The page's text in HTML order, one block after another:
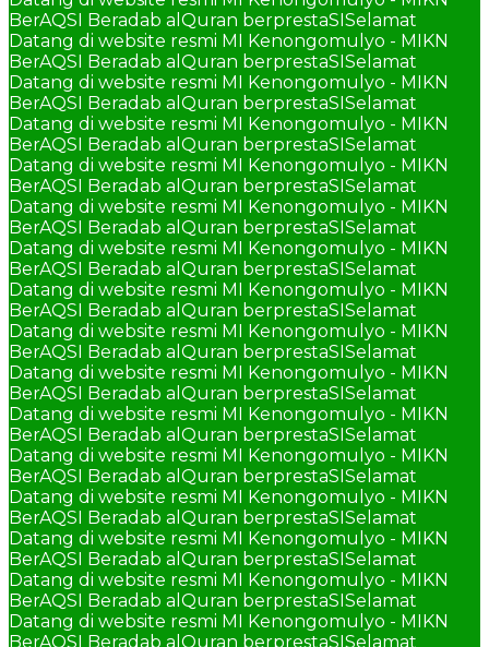
BerAQSI Beradab alQuran berprestaSISelamat
Datang di website resmi MI Kenongomulyo - MIKN
BerAQSI Beradab alQuran berprestaSISelamat
Datang di website resmi MI Kenongomulyo - MIKN
BerAQSI Beradab alQuran berprestaSISelamat
Datang di website resmi MI Kenongomulyo - MIKN
BerAQSI Beradab alQuran berprestaSISelamat
Datang di website resmi MI Kenongomulyo - MIKN
BerAQSI Beradab alQuran berprestaSISelamat
Datang di website resmi MI Kenongomulyo - MIKN
BerAQSI Beradab alQuran berprestaSISelamat
Datang di website resmi MI Kenongomulyo - MIKN
BerAQSI Beradab alQuran berprestaSISelamat
Datang di website resmi MI Kenongomulyo - MIKN
BerAQSI Beradab alQuran berprestaSISelamat
Datang di website resmi MI Kenongomulyo - MIKN
BerAQSI Beradab alQuran berprestaSISelamat
Datang di website resmi MI Kenongomulyo - MIKN
BerAQSI Beradab alQuran berprestaSISelamat
Datang di website resmi MI Kenongomulyo - MIKN
BerAQSI Beradab alQuran berprestaSISelamat
Datang di website resmi MI Kenongomulyo - MIKN
BerAQSI Beradab alQuran berprestaSISelamat
Datang di website resmi MI Kenongomulyo - MIKN
BerAQSI Beradab alQuran berprestaSISelamat
Datang di website resmi MI Kenongomulyo - MIKN
BerAQSI Beradab alQuran berprestaSISelamat
Datang di website resmi MI Kenongomulyo - MIKN
BerAQSI Beradab alQuran berprestaSISelamat
Datang di website resmi MI Kenongomulyo - MIKN
BerAQSI Beradab alQuran berprestaSISelamat